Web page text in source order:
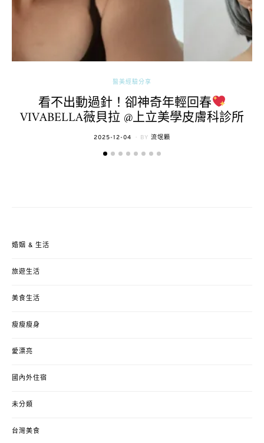
醫美經驗分享
看不出動過針！卻神奇年輕回春
VIVABELLA薇貝拉 @上立美學皮膚科診所
POSTED
2025-12-04 BY 流氓顆
婚姻 & 生活
旅遊生活
美食生活
瘦瘦瘦身
愛漂亮
國內外住宿
未分類
台灣美食